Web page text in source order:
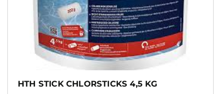
HTH STICK CHLORSTICKS 4,5 KG